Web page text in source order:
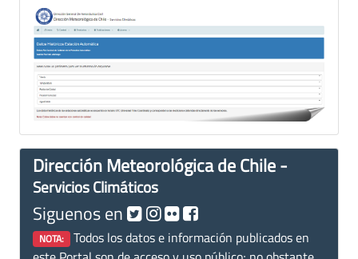
Dirección Meteorológica de Chile -
Servicios Climáticos
Siguenos en
NOTA: Todos los datos e información publicados en